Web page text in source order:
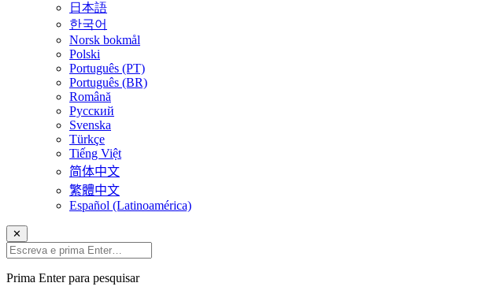
日本語
한국어
Norsk bokmål
Polski
Português (PT)
Português (BR)
Română
Русский
Svenska
Türkçe
Tiếng Việt
简体中文
繁體中文
Español (Latinoamérica)
✕
Prima Enter para pesquisar